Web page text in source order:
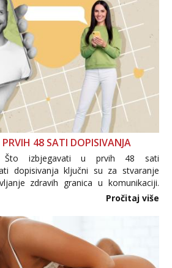
48 SATI DOPISIVANJA
Što izbjegavati u prvih 48 sati
dopisivanja ključni su za stvaranje
zdravih granica u komunikaciji.
otkrivanje osobnih ili intimnih
osoba još nije zaslužila to
Pročitaj više